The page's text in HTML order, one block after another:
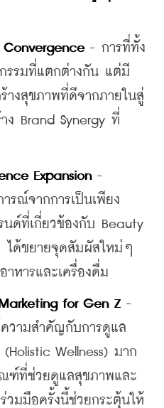
- การที่ทั้ง
รรมที่แตกต่างกัน แต่มี
างสุขภาพที่ดีจากภายในสู่
ง Brand Synergy ที่
Expansion -
รณ์จากการเป็นเพียง
ด์ที่เกี่ยวข้องกับ Beauty
ได้ขยายจุดสัมผัสใหม่ๆ
หารและเครื่องดื่ม
for Gen Z -
วามสำคัญกับการดูแล
Wellness) มาก
ฑ์ที่ช่วยดูแลสุขภาพและ
มมือครั้งนี้ช่วยกระตุ้นให้